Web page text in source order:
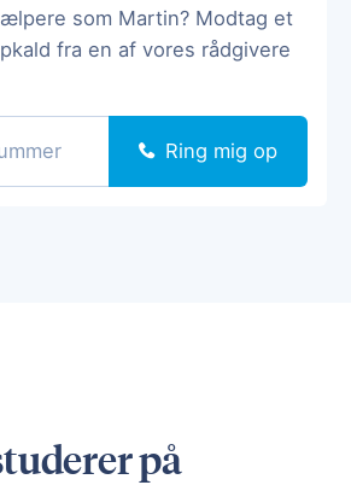
som Martin? Modtag et
fra en af vores rådgivere
Ring mig op
på